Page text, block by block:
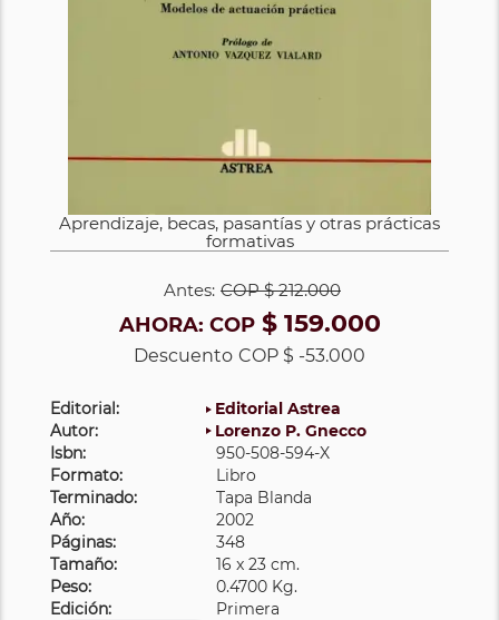
Aprendizaje, becas, pasantías y otras prácticas
formativas
Antes: COP$ 212.000
AHORA: COP$ 159.000
Descuento COP $ -53.000
Editorial:
Editorial Astrea
Autor:
Lorenzo P. Gnecco
Isbn:
950-508-594-X
Formato:
Libro
Terminado:
Tapa Blanda
Año:
2002
Páginas:
348
Tamaño:
16 x 23 cm.
Peso:
0.4700 Kg.
Edición:
Primera